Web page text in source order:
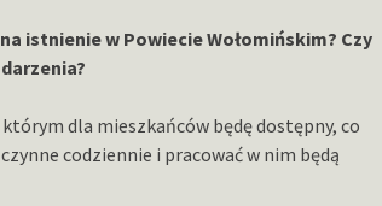
istnienie w Powiecie Wołomińskim? Czy
dla mieszkańców będę dostępny, co
codziennie i pracować w nim będą